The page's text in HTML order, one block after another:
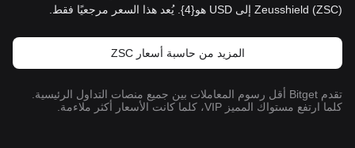
Zeusshield (ZSC) إلى USD هو{4}. يُعد هذا السعر مرجعيًا فقط.
المزيد من حاسبة أسعار ZSC
تقدم Bitget أقل رسوم المعاملات بين جميع منصات التداول الرئيسية.
كلما ارتفع مستواك المميز VIP، كلما كانت الأسعار أكثر ملاءمة.